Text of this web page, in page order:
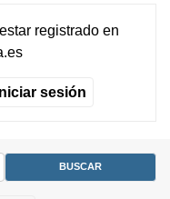
estar registradoen
Iniciar sesión